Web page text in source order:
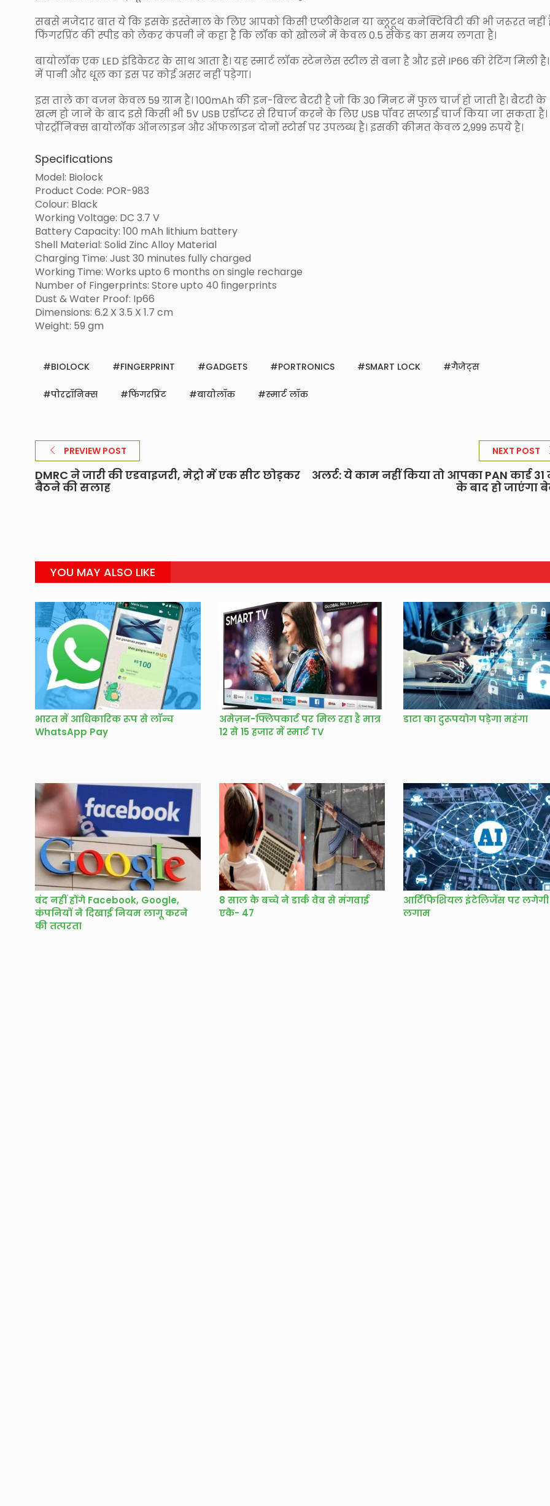
सबसे मजेदार बात ये कि इसके इस्तेमाल के लिए आपको किसी एप्लीकेशन या ब्लूटूथ कनेक्टिविटी की भी जरूरत नहीं
फिंगरप्रिंट की स्पीड को लेकर कंपनी ने कहा है कि लॉक को खोलने में केवल 0.5 सेकेंड का समय लगता है।
बायोलॉक एक LED इंडिकेटर के साथ आता है। यह स्मार्ट लॉक स्टेनलेस स्टील से बना है और इसे IP66 की रेटिंग मिली
में पानी और धूल का इस पर कोई असर नहीं पड़ेगा।
इस ताले का वजन केवल 59 ग्राम है। 100mAh की इन-बिल्ट बैटरी है जो कि 30 मिनट में फुल चार्ज हो जाती है। बैटरी के
खत्म हो जाने के बाद इसे किसी भी 5V USB एडॉप्टर से रिचार्ज करने के लिए USB पॉवर सप्लाई चार्ज किया जा सकता है।
पोरर्ट्रोनिक्स बायोलॉक ऑनलाइन और ऑफलाइन दोनों स्टोर्स पर उपलब्ध है। इसकी कीमत केवल 2,999 रुपये है।
Specifications
Model: Biolock
Product Code: POR-983
Colour: Black
Working Voltage: DC 3.7 V
Battery Capacity: 100 mAh lithium battery
Shell Material: Solid Zinc Alloy Material
Charging Time: Just 30 minutes fully charged
Working Time: Works upto 6 months on single recharge
Number of Fingerprints: Store upto 40 ﬁngerprints
Dust & Water Proof: Ip66
Dimensions: 6.2 X 3.5 X 1.7 cm
Weight: 59 gm
BIOLOCK FINGERPRINT GADGETS PORTRONICS SMART LOCK गैजेट्स
पोरट्रॉनिक्स फिंगरप्रिंट बायोलॉक स्मार्ट लॉक
PREVIEW POST
DMRC ने जारी की एडवाइजरी, मेट्रो में एक सीट छोड़कर
बैठने की सलाह
NEXT POST
अलर्ट: ये काम नहीं किया तो आपका PAN कार्ड 31
के बाद हो जाएंगा
YOU MAY ALSO LIKE
भारत में आधिकारिक रूप से लॉन्च
WhatsApp Pay
अमेज़न-फ्लिपकार्ट पर मिल रहा है मात्र
12 से 15 हजार में स्मार्ट TV
डाटा का दुरूपयोग पड़ेगा महंगा
बंद नहीं होंगे Facebook, Google,
कंपनियों ने दिखाई नियम लागू करने
की तत्परता
8 साल के बच्चे ने डार्क वेब से मंगवाई
एके- 47
आर्टिफिशियल इंटेलिजेंस पर लगेगी
लगाम